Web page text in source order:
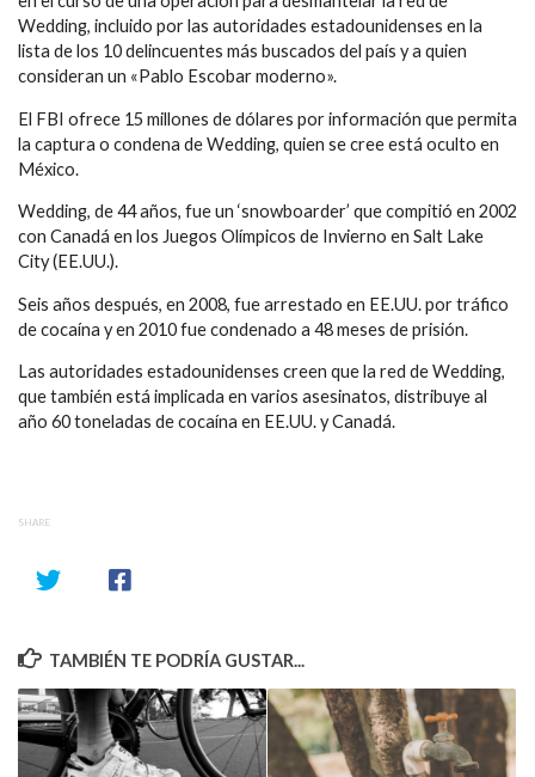
Wedding, incluido por las autoridades estadounidenses en la
lista de los 10 delincuentes más buscados del país y a quien
consideran un «Pablo Escobar moderno».
El FBI ofrece 15 millones de dólares por información que permita
la captura o condena de Wedding, quien se cree está oculto en
México.
Wedding, de 44 años, fue un ‘snowboarder’ que compitió en 2002
con Canadá en los Juegos Olímpicos de Invierno en Salt Lake
City (EE.UU.).
Seis años después, en 2008, fue arrestado en EE.UU. por tráfico
de cocaína y en 2010 fue condenado a 48 meses de prisión.
Las autoridades estadounidenses creen que la red de Wedding,
que también está implicada en varios asesinatos, distribuye al
año 60 toneladas de cocaína en EE.UU. y Canadá.
SHARE
TAMBIÉN TE PODRÍA GUSTAR...